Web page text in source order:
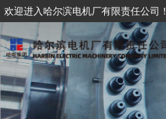
欢迎进入哈尔滨电机厂有限责任公司！